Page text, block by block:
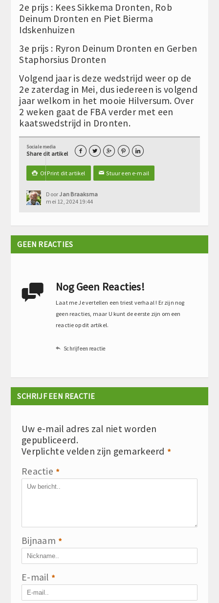
2e prijs : Kees Sikkema Dronten, Rob
Deinum Dronten en Piet Bierma
Idskenhuizen
3e prijs : Ryron Deinum Dronten en Gerben
Staphorsius Dronten
Volgend jaar is deze wedstrijd weer op de
2e zaterdag in Mei, dus iedereen is volgend
jaar welkom in het mooie Hilversum. Over
2 weken gaat de FBA verder met een
kaatswedstrijd in Dronten.
Sociale media
Share dit artikel     
 Of Print dit artikel ✉Stuur een e-mail
DoorJan Braaksma
mei 12, 2024 19:44
GEEN REACTIES
 Nog Geen Reacties!
Laat me Je vertellen een triest verhaal ! Er zijn nog
geen reacties, maar U kunt de eerste zijn om een
reactie op dit artikel.
 Schrijf een reactie
SCHRIJF EEN REACTIE
Uw e-mail adres zal niet worden
gepubliceerd.
Verplichte velden zijn gemarkeerd *
Reactie *
Bijnaam *
E-mail *